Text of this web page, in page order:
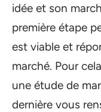
idée et son
première étape
est viable et
marché. Pour
une étude de
dernière vous